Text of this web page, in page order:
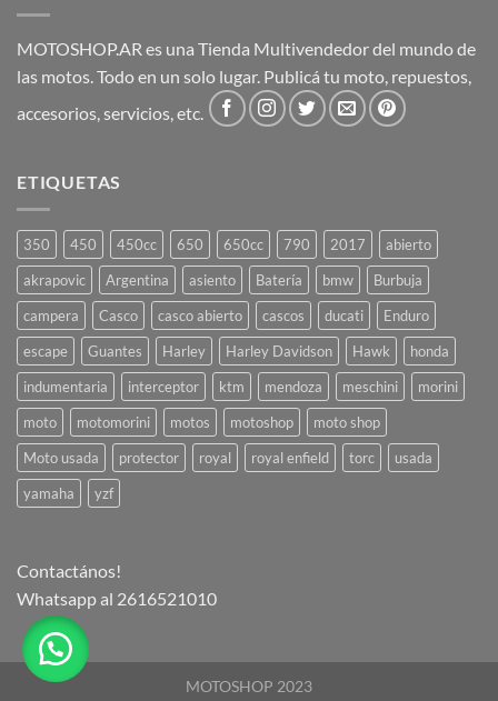
MOTOSHOP.AR es una Tienda Multivendedor del mundo de
las motos. Todo en un solo lugar. Publicá tu moto, repuestos,
accesorios, servicios, etc.
ETIQUETAS
350 450 450cc 650 650cc 790 2017
abierto
akrapovic
Argentina asiento Batería bmw
Burbuja
campera
Casco casco abierto cascos ducati
Enduro
escape
Guantes Harley Harley Davidson Hawk
honda
indumentaria
interceptor ktm mendoza meschini
morini
moto
motomorini motos motoshop
moto shop
Moto usada
protector royal royal enfield torc
usada
yamaha
yzf
Contactános!
Whatsapp al 2616521010
MOTOSHOP 2023